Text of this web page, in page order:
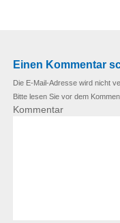
Einen Kommentar
Die E-Mail-Adresse wird nicht
Bitte lesen Sie vor dem
Kommentar